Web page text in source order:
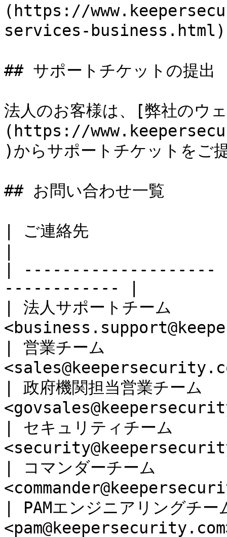
(https://
services-business.html)
## サポートチケットの提出
法人のお客様は、[弊社のウ
(https://
)からサポートチケットをご
## お問い合わせ一覧
| ご連絡先
|
------------ |
| 法人サポートチーム
| 営業チーム
| 政府機関担当営業チ
| セキュリティチーム
| コマンダーチーム
| PAMエンジニアリング